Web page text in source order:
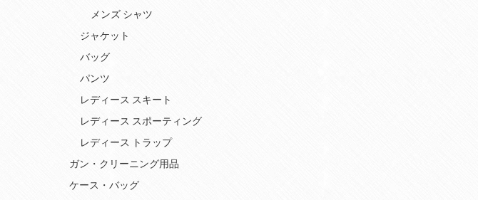
メンズ シャツ
ジャケット
バッグ
パンツ
レディース スキート
レディース スポーティング
レディース トラップ
ガン・クリーニング用品
ケース・バッグ